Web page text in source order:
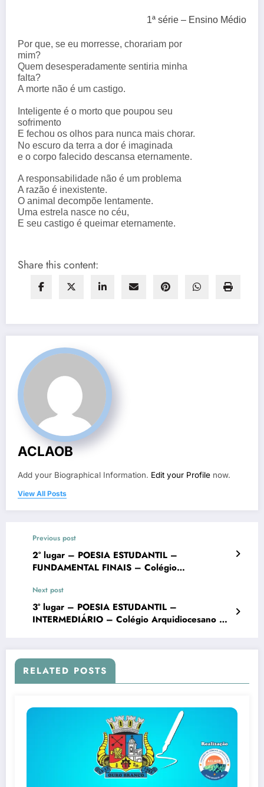
1ª série – Ensino Médio
Por que, se eu morresse, chorariam por
mim?
Quem desesperadamente sentiria minha
falta?
A morte não é um castigo.
Inteligente é o morto que poupou seu
sofrimento
E fechou os olhos para nunca mais chorar.
No escuro da terra a dor é imaginada
e o corpo falecido descansa eternamente.
A responsabilidade não é um problema
A razão é inexistente.
O animal decompõe lentamente.
Uma estrela nasce no céu,
E seu castigo é queimar eternamente.
Share this content:
ACLAOB
Add your Biographical Information. Edit your Profile now.
View All Posts
Previous post
2° lugar – POESIA ESTUDANTIL –
FUNDAMENTAL FINAIS – Colégio
Concurso Literário “Cidade de Ouro Branco”
Next post
3° lugar – POESIA ESTUDANTIL –
INTERMEDIÁRIO – Colégio Arquidiocesano de
RELATED POSTS